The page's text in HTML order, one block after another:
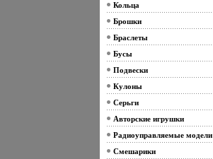
Кольца
Брошки
Браслеты
Бусы
Подвески
Кулоны
Серьги
Авторские игрушки
Радиоуправляемые модели
Смешарики